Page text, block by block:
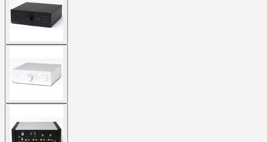
image
image
image